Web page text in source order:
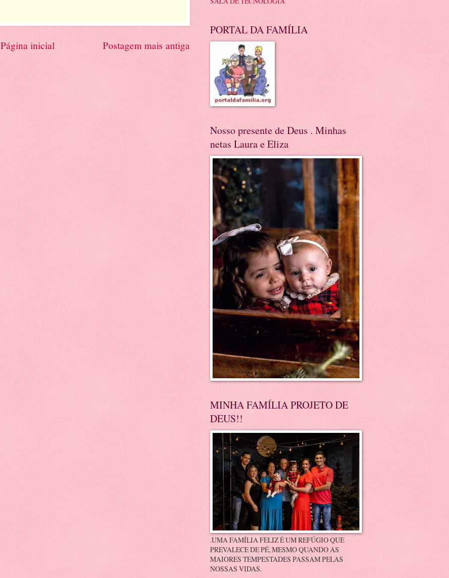
Postagem mais antiga
Página inicial
PORTAL DA FAMÍLIA
Nosso presente de Deus . Minhas
netas Laura e Eliza
MINHA FAMÍLIA PROJETO DE
DEUS!!
.UMA FAMÍLIA FELIZ É UM REFÚGIO QUE
PREVALECE DE PÉ, MESMO QUANDO AS
MAIORES TEMPESTADES PASSAM PELAS
NOSSAS VIDAS.